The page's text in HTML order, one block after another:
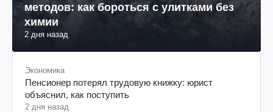
методов: как бороться с улитками без
химии
2 дня назад
Экономика
Пенсионер потерял трудовую книжку: юрист
объяснил, как поступить
2 дня назад